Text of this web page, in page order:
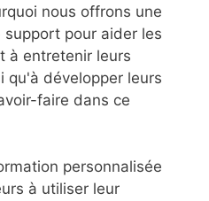
nous offrons une
pour aider les
à entretenir leurs
qu'à développer leurs
faire dans ce
personnalisée
à utiliser leur